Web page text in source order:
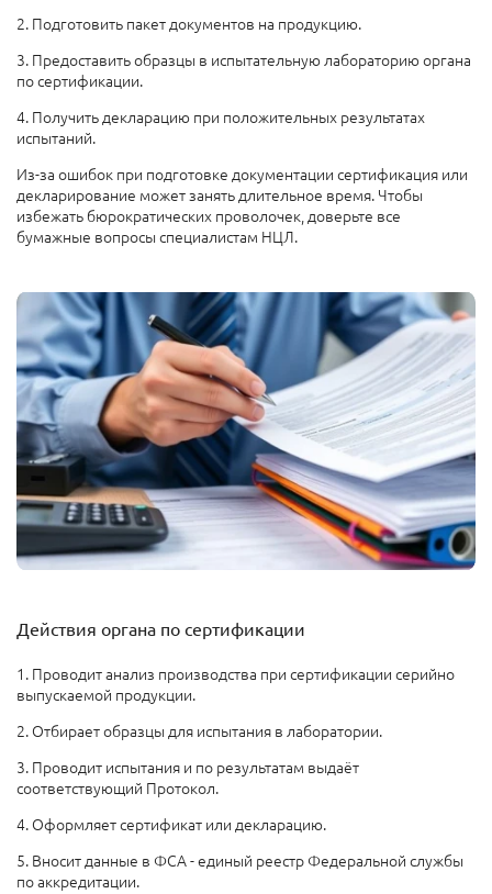
2. Подготовить пакет документов на продукцию.
3. Предоставить образцы в испытательную лабораторию органа
по сертификации.
4. Получить декларацию при положительных результатах
испытаний.
Из-за ошибок при подготовке документации сертификация или
декларирование может занять длительное время. Чтобы
избежать бюрократических проволочек, доверьте все
бумажные вопросы специалистам НЦЛ.
Действия органа по сертификации
1. Проводит анализ производства при сертификации серийно
выпускаемой продукции.
2. Отбирает образцы для испытания в лаборатории.
3. Проводит испытания и по результатам выдаёт
соответствующий Протокол.
4. Оформляет сертификат или декларацию.
5. Вносит данные в ФСА - единый реестр Федеральной службы
по аккредитации.